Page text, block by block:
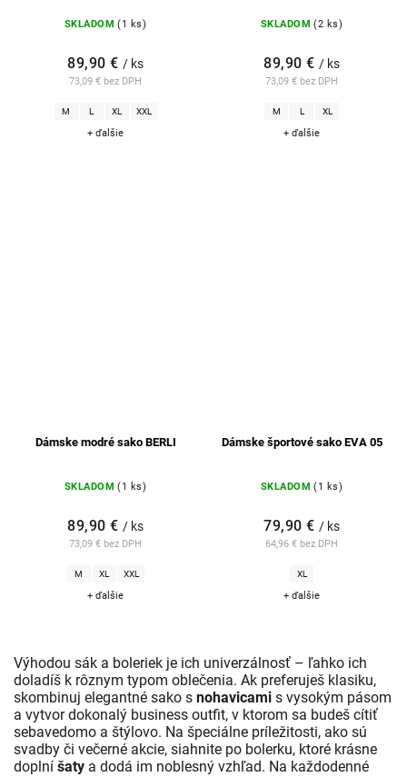
SKLADOM (1 ks)
73,09 € bez DPH
89,90 € / ks
M L XL XXL
+ ďalšie
SKLADOM (2 ks)
73,09 € bez DPH
89,90 € / ks
M L XL
+ ďalšie
Dámske modré sako BERLI
SKLADOM (1 ks)
73,09 € bez DPH
89,90 € / ks
M XL XXL
+ ďalšie
Dámske športové sako EVA 05
SKLADOM (1 ks)
64,96 € bez DPH
79,90 € / ks
XL
+ ďalšie
Výhodou sák a boleriek je ich univerzálnosť – ľahko ich
doladíš k rôznym typom oblečenia. Ak preferuješ klasiku,
skombinuj elegantné sako s nohavicami s vysokým pásom
a vytvor dokonalý business outfit, v ktorom sa budeš cítiť
sebavedomo a štýlovo. Na špeciálne príležitosti, ako sú
svadby či večerné akcie, siahnite po bolerku, ktoré krásne
doplní šaty a dodá im noblesný vzhľad. Na každodenné